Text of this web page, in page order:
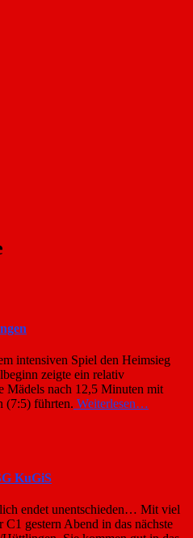
intensiven Spiel den Heimsieg
zeigte ein relativ
Mädels nach 12,5 Minuten mit
(7:5) führten. Weiterlesen…
KuGiS
endet unentschieden… Mit viel
gestern Abend in das nächste